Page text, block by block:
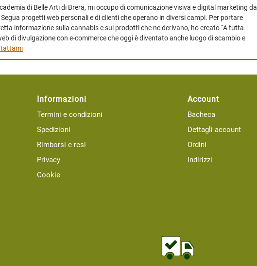
di Belle Arti di Brera, mi occupo di comunicazione visiva e digital marketing da
progetti web personali e di clienti che operano in diversi campi. Per portare
informazione sulla cannabis e sui prodotti che ne derivano, ho creato “A tutta
di divulgazione con e-commerce che oggi è diventato anche luogo di scambio e
Informazioni
Termini e condizioni
Spedizioni
Rimborsi e resi
Privacy
Cookie
Account
Bacheca
Dettagli account
Ordini
Indirizzi